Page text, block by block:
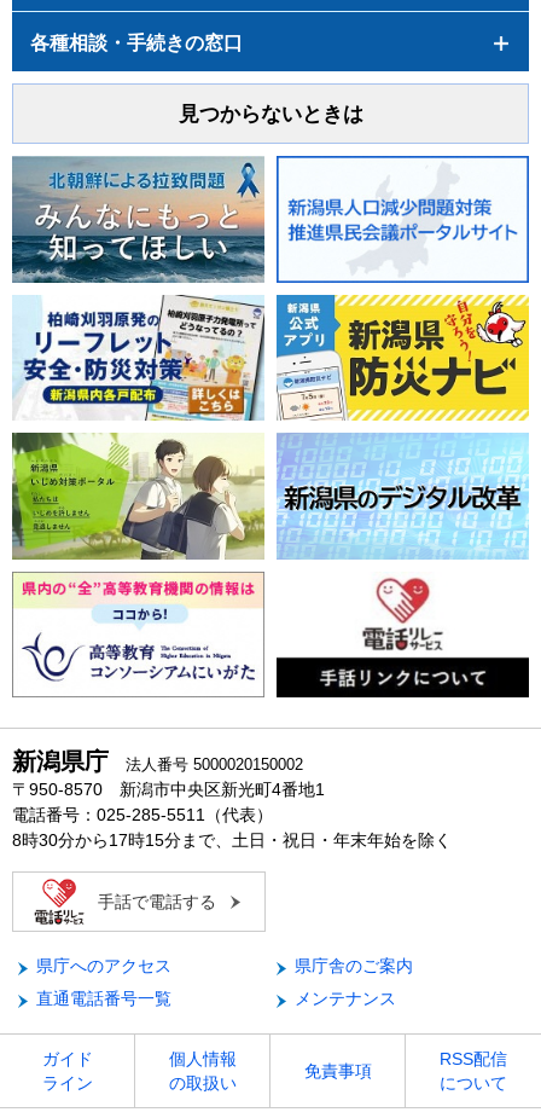
各種相談・手続きの窓口
見つからないときは
新潟県庁 法人番号 5000020150002
〒950-8570 新潟市中央区新光町4番地1
電話番号：025-285-5511（代表）
8時30分から17時15分まで、土日・祝日・年末年始を除く
手話で電話する
県庁へのアクセス
県庁舎のご案内
直通電話番号一覧
メンテナンス
ガイド
ライン
個人情報
の取扱い
免責事項
RSS配信
について